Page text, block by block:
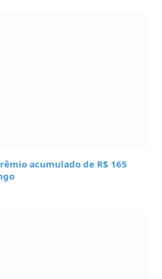
acumulado de R$ 165